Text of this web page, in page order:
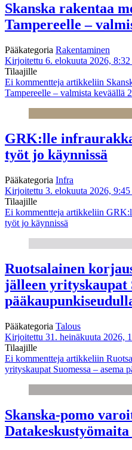
Skanska rakentaa
Tampereelle –
Pääkategoria Rakentaminen
Kirjoitettu 6. elokuuta 2026, 8:32
Tilaajille
Ei kommentteja artikkeliin
Tampereelle – valmista keväällä
GRK:lle
työt jo käynnissä
Pääkategoria Infra
Kirjoitettu 3. elokuuta 2026, 9:45
Tilaajille
Ei kommentteja artikkeliin
työt jo käynnissä
Ruotsalainen
jälleen yrityskaupat
Pääkategoria Talous
Kirjoitettu 31. heinäkuuta 2026,
Tilaajille
Ei kommentteja artikkeliin
yrityskaupat Suomessa – asema
Skanska-pomo